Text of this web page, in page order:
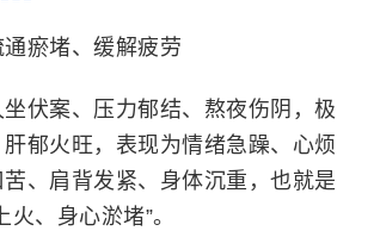
瘀堵、缓解疲劳
伏案、压力郁结、熬夜伤阴，极
郁火旺，表现为情绪急躁、心烦
、肩背发紧、身体沉重，也就是
火、身心淤堵”。